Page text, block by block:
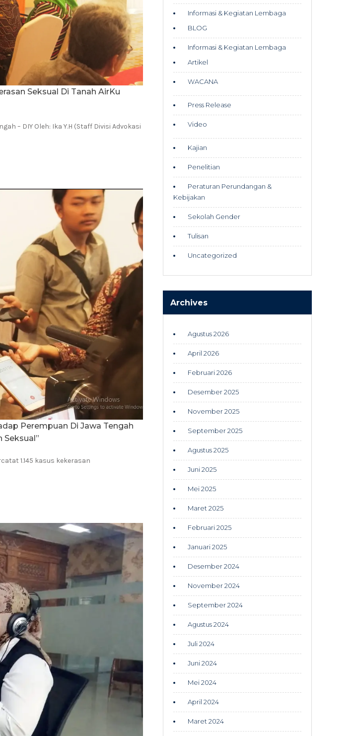
Seksual Di Tanah AirKu
– DIY Oleh: Ika Y.H (Staff Divisi Advokasi
Perempuan Di Jawa Tengah
Seksual”
1.145 kasus kekerasan
Informasi & Kegiatan Lembaga
BLOG
Informasi & Kegiatan Lembaga
Artikel
WACANA
Press Release
Video
Kajian
Penelitian
Peraturan Perundangan &
Kebijakan
Sekolah Gender
Tulisan
Uncategorized
Archives
Agustus 2026
April 2026
Februari 2026
Desember 2025
November 2025
September 2025
Agustus 2025
Juni 2025
Mei 2025
Maret 2025
Februari 2025
Januari 2025
Desember 2024
November 2024
September 2024
Agustus 2024
Juli 2024
Juni 2024
Mei 2024
April 2024
Maret 2024